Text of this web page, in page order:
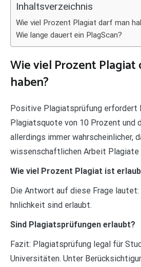
Inhaltsverzeichnis
Wie viel Prozent Plagiat darf man
Wie lange dauert ein PlagScan?
Wie viel Prozent Plagiat
haben?
Positive Plagiatsprüfung erfordert
Plagiatsquote von 10 Prozent und
allerdings immer wahrscheinlicher,
wissenschaftlichen Arbeit Plagiate
Wie viel Prozent Plagiat ist
Die Antwort auf diese Frage lautet:
hnlichkeit sind erlaubt.
Sind Plagiatsprüfungen erlaubt?
Fazit: Plagiatsprüfung legal für
Universitäten. Unter